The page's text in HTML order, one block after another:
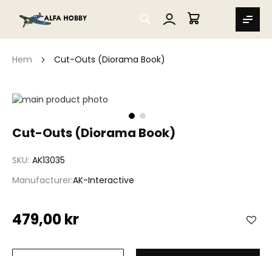
SEARCH
MIN VARUKORG
Hem Cut-Outs (Diorama Book)
Cut-Outs (Diorama Book)
SKU AK13035
ManufacturerAK-Interactive
479,00 kr
Hoppa
av
Hoppa
av
bildgalleriet